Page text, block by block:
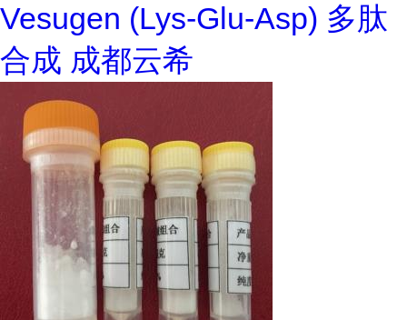
Vesugen (Lys-Glu-Asp) 多肽
合成 成都云希